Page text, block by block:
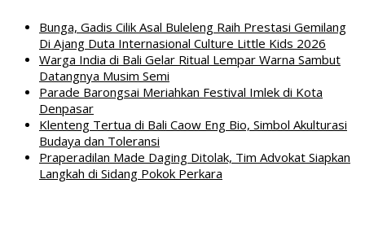
Bunga, Gadis Cilik Asal Buleleng Raih Prestasi Gemilang
Di Ajang Duta Internasional Culture Little Kids 2026
Warga India di Bali Gelar Ritual Lempar Warna Sambut
Datangnya Musim Semi
Parade Barongsai Meriahkan Festival Imlek di Kota
Denpasar
Klenteng Tertua di Bali Caow Eng Bio, Simbol Akulturasi
Budaya dan Toleransi
Praperadilan Made Daging Ditolak, Tim Advokat Siapkan
Langkah di Sidang Pokok Perkara